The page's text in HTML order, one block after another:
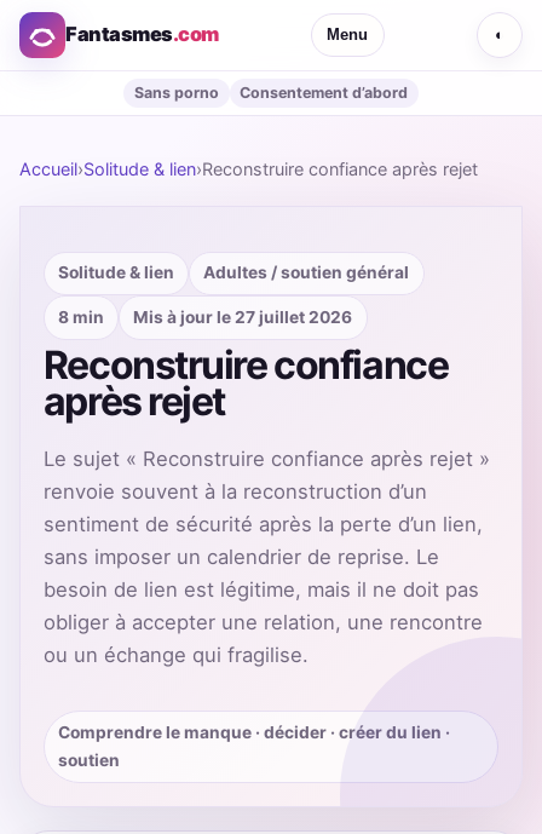
Fantasmes.com Menu ◐
Sans porno Consentement d’abord
Accueil›Solitude & lien›Reconstruire confiance après rejet
Solitude & lien Adultes / soutien général
8 min Mis à jour le 27 juillet 2026
Reconstruire confiance
après rejet
Le sujet « Reconstruire confiance après rejet »
renvoie souvent à la reconstruction d’un
sentiment de sécurité après la perte d’un lien,
sans imposer un calendrier de reprise. Le
besoin de lien est légitime, mais il ne doit pas
obliger à accepter une relation, une rencontre
ou un échange qui fragilise.
Comprendre le manque · décider · créer du lien ·
soutien